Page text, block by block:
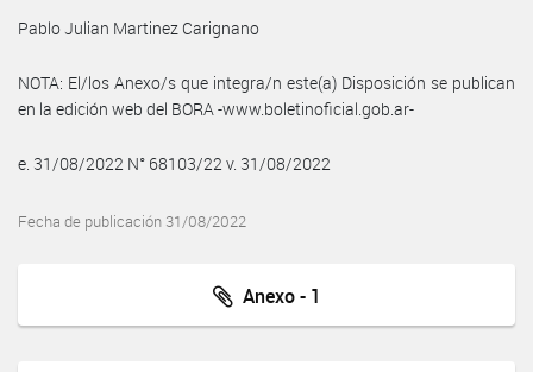
Pablo Julian Martinez Carignano
NOTA: El/los Anexo/s que integra/n este(a) Disposición se publican
en la edición web del BORA -www.boletinoficial.gob.ar-
e. 31/08/2022 N° 68103/22 v. 31/08/2022
Fecha de publicación 31/08/2022
Anexo - 1